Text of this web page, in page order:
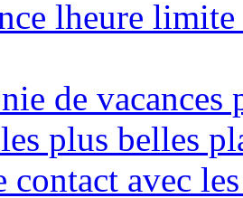
lheure limite
de vacances
plus belles
contact avec